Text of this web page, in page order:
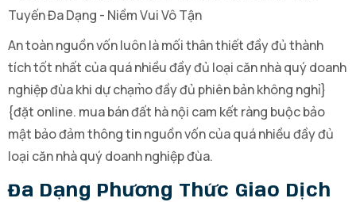
An toàn nguồn vốn luôn là mối thân thiết đầy đủ thành
tích tốt nhất của quá nhiều đầy đủ loại căn nhà quý doanh
nghiệp đùa khi dự chạm̀o đầy đủ phiên bản không nghỉ}
{đặt online. mua bán đất hà nội cam kết ràng buộc bảo
mật bảo đảm thông tin nguồn vốn của quá nhiều đầy đủ
loại căn nhà quý doanh nghiệp đùa.
Đa Dạng Phương Thức Giao Dịch